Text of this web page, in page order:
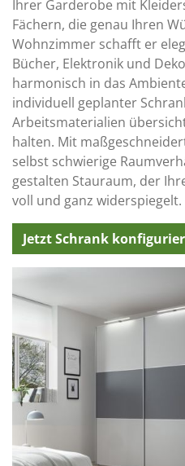
Ihrer Garderobe mit
Fächern, die genau Ihren
Wohnzimmer schafft er
Bücher, Elektronik und
harmonisch in das
individuell geplanter
Arbeitsmaterialien
halten. Mit
selbst schwierige
gestalten Stauraum, der
voll und ganz widerspiegelt.
Jetzt Schrank